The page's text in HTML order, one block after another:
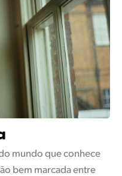
mundo que conhece
bem marcada entre